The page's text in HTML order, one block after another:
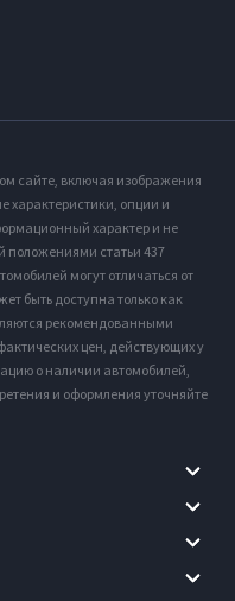
сайте, включая изображения
характеристики, опции и
характер и не
положениями статьи 437
могут отличаться от
быть доступна только как
рекомендованными
цен, действующих у
о наличии автомобилей,
и оформления уточняйте